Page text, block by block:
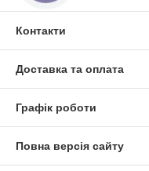
Контакти
Доставка та оплата
Графік роботи
Повна версія сайту